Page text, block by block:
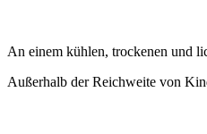
An einem kühlen, trockenen und
Außerhalb der Reichweite von